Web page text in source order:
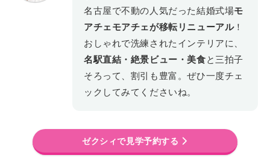
名古屋で不動の人気だった結婚式場モ
アチェモアチェが移転リニューアル！
おしゃれで洗練されたインテリアに、
名駅直結・絶景ビュー・美食と三拍子
そろって、割引も豊富。ぜひ一度チェ
ックしてみてくださいね。
ゼクシィで見学予約する